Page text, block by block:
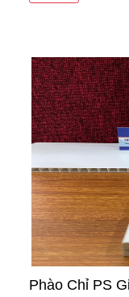
Phào Chỉ PS